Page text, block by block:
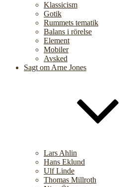
Klassicism
Gotik
Rummets tematik
Balans i rörelse
Element
Mobiler
Avsked
Sagt om Arne Jones
Lars Ahlin
Hans Eklund
Ulf Linde
Thomas Millroth